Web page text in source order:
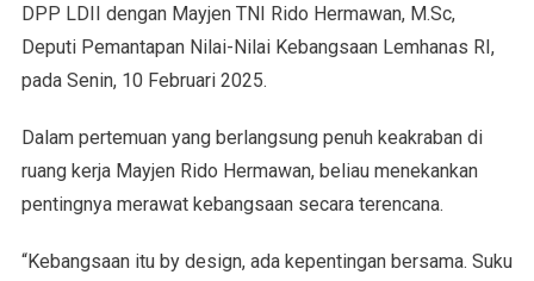
DPP LDII dengan Mayjen TNI Rido Hermawan, M.Sc,
Deputi Pemantapan Nilai-Nilai Kebangsaan Lemhanas RI,
pada Senin, 10 Februari 2025.
Dalam pertemuan yang berlangsung penuh keakraban di
ruang kerja Mayjen Rido Hermawan, beliau menekankan
pentingnya merawat kebangsaan secara terencana.
“Kebangsaan itu by design, ada kepentingan bersama. Suku